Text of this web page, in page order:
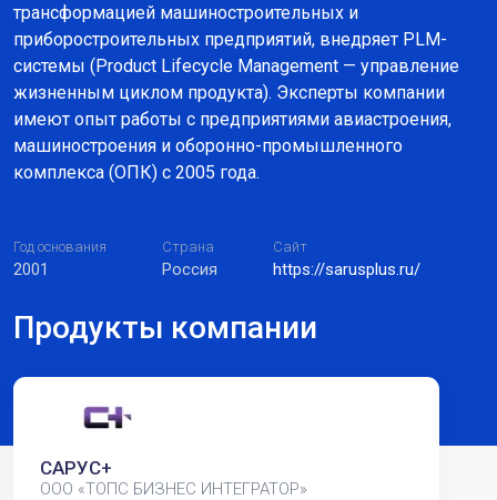
трансформацией машиностроительных и
приборостроительных предприятий, внедряет PLM-
системы (Product Lifecycle Management — управление
жизненным циклом продукта). Эксперты компании
имеют опыт работы с предприятиями авиастроения,
машиностроения и оборонно-промышленного
комплекса (ОПК) с 2005 года.
Год основания
2001
Страна
Россия
Сайт
https://sarusplus.ru/
Продукты компании
САРУС+
ООО «ТОПС БИЗНЕС ИНТЕГРАТОР»